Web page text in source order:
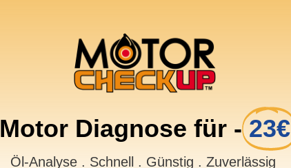
Motor Diagnose für - 23€
Öl-Analyse . Schnell . Günstig . Zuverlässig